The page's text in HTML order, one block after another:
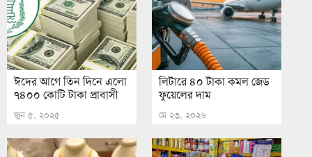
ঈদের আগে তিন দিনে এলো
৭৪০০ কো‌টি টাকা প্রাবাসী
জুন ৫, ২০২৫
লিটারে ৪০ টাকা কমল জেড
ফুয়েলের দাম
মে ২৩, ২০২৬